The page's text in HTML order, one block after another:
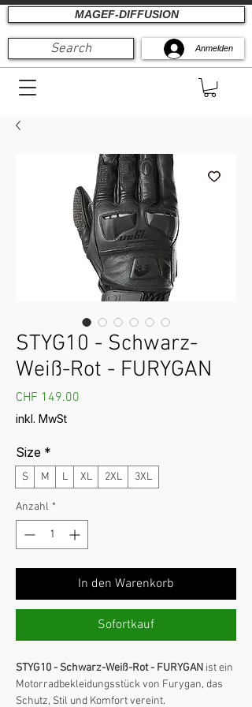
MAGEF-DIFFUSION
Search Anmelden
STYG10 - Schwarz-
Weiß-Rot - FURYGAN
CHF 149.00
inkl. MwSt
Size *
S M L XL 2XL 3XL
Anzahl *
In den Warenkorb
Sofortkauf
STYG10 - Schwarz-Weiß-Rot - FURYGAN ist ein
Motorradbekleidungsstück von Furygan, das
Schutz, Stil und Komfort vereint.